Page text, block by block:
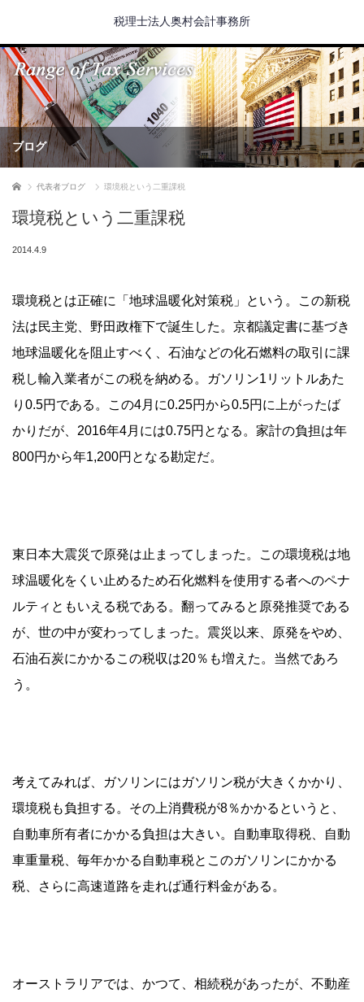
税理士法人奥村会計事務所
ブログ
ホーム 代表者ブログ 環境税という二重課税
環境税という二重課税
2014.4.9
環境税とは正確に「地球温暖化対策税」という。この新税
法は民主党、野田政権下で誕生した。京都議定書に基づき
地球温暖化を阻止すべく、石油などの化石燃料の取引に課
税し輸入業者がこの税を納める。ガソリン1リットルあた
り0.5円である。この4月に0.25円から0.5円に上がったば
かりだが、2016年4月には0.75円となる。家計の負担は年
800円から年1,200円となる勘定だ。
東日本大震災で原発は止まってしまった。この環境税は地
球温暖化をくい止めるため石化燃料を使用する者へのペナ
ルティともいえる税である。翻ってみると原発推奨である
が、世の中が変わってしまった。震災以来、原発をやめ、
石油石炭にかかるこの税収は20％も増えた。当然であろ
う。
考えてみれば、ガソリンにはガソリン税が大きくかかり、
環境税も負担する。その上消費税が8％かかるというと、
自動車所有者にかかる負担は大きい。自動車取得税、自動
車重量税、毎年かかる自動車税とこのガソリンにかかる
税、さらに高速道路を走れば通行料金がある。
オーストラリアでは、かつて、相続税があったが、不動産